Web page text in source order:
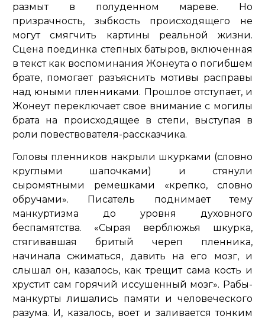
размыт в полуденном мареве. Но
призрачность, зыбкость происходящего не
могут смягчить картины реальной жизни.
Сцена поединка степных батыров, включенная
в текст как воспоминания Жонеута о погибшем
брате, помогает разъяснить мотивы расправы
над юными пленниками. Прошлое отступает, и
Жонеут переключает свое внимание с могилы
брата на происходящее в степи, выступая в
роли повествователя-рассказчика.
Головы пленников накрыли шкурками (словно
круглыми шапочками) и стянули
сыромятными ремешками «крепко, словно
обручами». Писатель поднимает тему
манкуртизма до уровня духовного
беспамятства. «Сырая верблюжья шкурка,
стягивавшая бритый череп пленника,
начинала сжиматься, давить на его мозг, и
слышал он, казалось, как трещит сама кость и
хрустит сам горячий иссушенный мозг». Рабы-
манкурты лишались памяти и человеческого
разума. И, казалось, воет и заливается тонким